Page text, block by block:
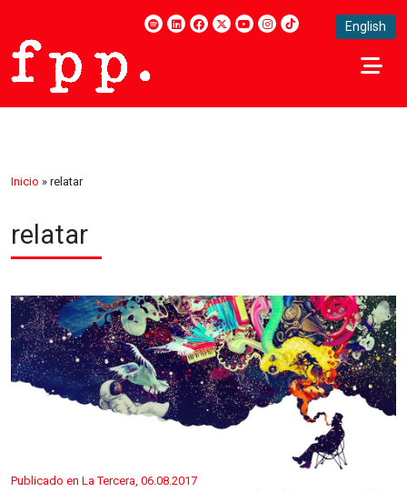
English
Inicio » relatar
relatar
Publicado en La Tercera, 06.08.2017